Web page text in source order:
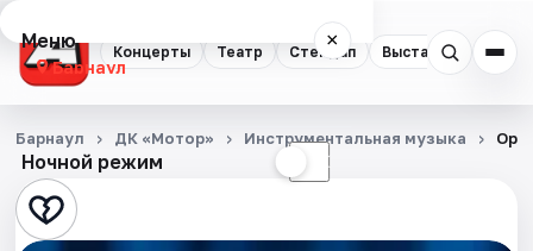
Концерты Театр Стендап Выставки Спорт
Меню ×
Барнаул
Концерты
Театр
Стендап
Ночной режим ☾
Барнаул ДК «Мотор» Инструментальная музыка